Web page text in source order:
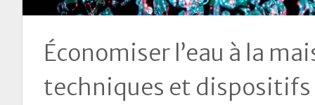
Économiser l’eau à la
techniques et dispositifs